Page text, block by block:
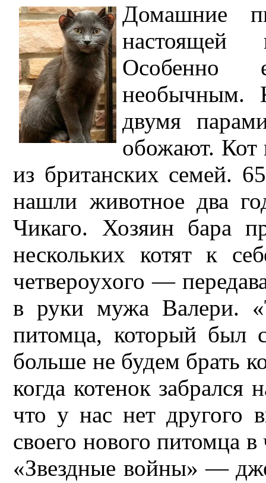
Домашние
настоящей
Особенно
необычным.
двумя
обожают. Кот
из британских семей.
нашли животное два
Чикаго. Хозяин бара
нескольких котят к
четвероухого —
в руки мужа Валери.
питомца, который был
больше не будем брать
когда котенок
что у нас нет другого
своего нового питомца
«Звездные войны» —